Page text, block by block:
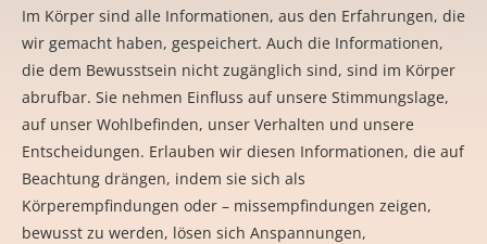
Im Körper sind alle Informationen, aus den Erfahrungen, die
wir gemacht haben, gespeichert. Auch die Informationen,
die dem Bewusstsein nicht zugänglich sind, sind im Körper
abrufbar. Sie nehmen Einfluss auf unsere Stimmungslage,
auf unser Wohlbefinden, unser Verhalten und unsere
Entscheidungen. Erlauben wir diesen Informationen, die auf
Beachtung drängen, indem sie sich als
Körperempfindungen oder – missempfindungen zeigen,
bewusst zu werden, lösen sich Anspannungen,